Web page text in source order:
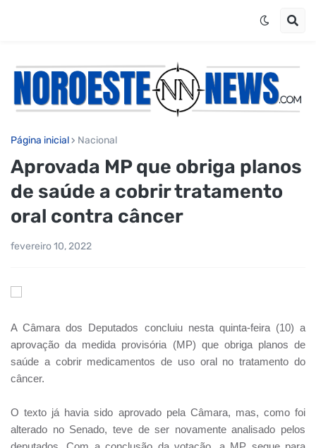
Página inicial Nacional
Aprovada MP que obriga planos
de saúde a cobrir tratamento
oral contra câncer
fevereiro 10, 2022
A Câmara dos Deputados concluiu nesta quinta-feira (10) a
aprovação da medida provisória (MP) que obriga planos de
saúde a cobrir medicamentos de uso oral no tratamento do
câncer.
O texto já havia sido aprovado pela Câmara, mas, como foi
alterado no Senado, teve de ser novamente analisado pelos